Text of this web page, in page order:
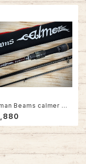
Beams calmer カ
8.6M【話題のベイトエギ
ド！】